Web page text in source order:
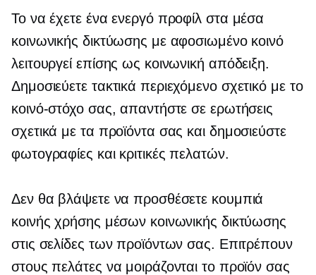
Το να έχετε ένα ενεργό προφίλ στα μέσα
κοινωνικής δικτύωσης με αφοσιωμένο κοινό
λειτουργεί επίσης ως κοινωνική απόδειξη.
Δημοσιεύετε τακτικά περιεχόμενο σχετικό με το
κοινό-στόχο σας, απαντήστε σε ερωτήσεις
σχετικά με τα προϊόντα σας και δημοσιεύστε
φωτογραφίες και κριτικές πελατών.
Δεν θα βλάψετε να προσθέσετε κουμπιά
κοινής χρήσης μέσων κοινωνικής δικτύωσης
στις σελίδες των προϊόντων σας. Επιτρέπουν
στους πελάτες να μοιράζονται το προϊόν σας